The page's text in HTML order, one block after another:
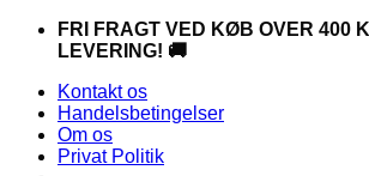
FortsætFRI FRAGT VED KØB OVER 400
LEVERING! 🚚
Kontakt os
Handelsbetingelser
Om os
Privat Politik